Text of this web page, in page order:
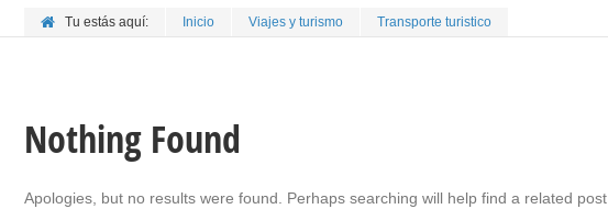
Tu estás aquí: Inicio Viajes y turismo Transporte turistico
Nothing Found
Apologies, but no results were found. Perhaps searching will help find a related post.